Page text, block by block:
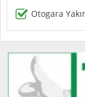
Otogara